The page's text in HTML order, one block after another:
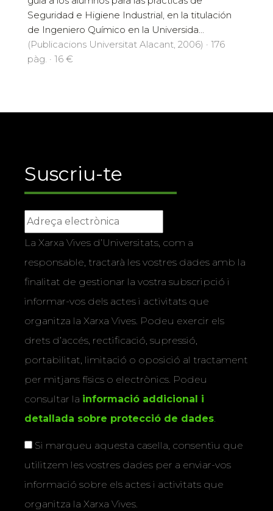
Seguridad e Higiene Industrial, en la titulación
de Ingeniero Químico en la Universida...
(Publicacions Universitat Alacant, 2006) · 176
pàg. · 16 €
Suscriu-te
La Xarxa Vives d’Universitats, com a
responsable, tractarà les vostres dades amb la
finalitat de gestionar la vostra subscripció i
informar-vos dels actes i activitats que
organitza la Xarxa Vives. Podeu exercir els
drets d’accés, rectificació, supressió,
portabilitat, limitació o oposició al tractament
per mitjans físics o electrònics. Podeu
consultar la informació addicional i
detallada sobre protecció de dades.
Si marqueu aquesta casella, consentiu que
utilitzem les vostres dades per a enviar-vos
informació sobre els actes i activitats que
organitza la Xarxa Vives.